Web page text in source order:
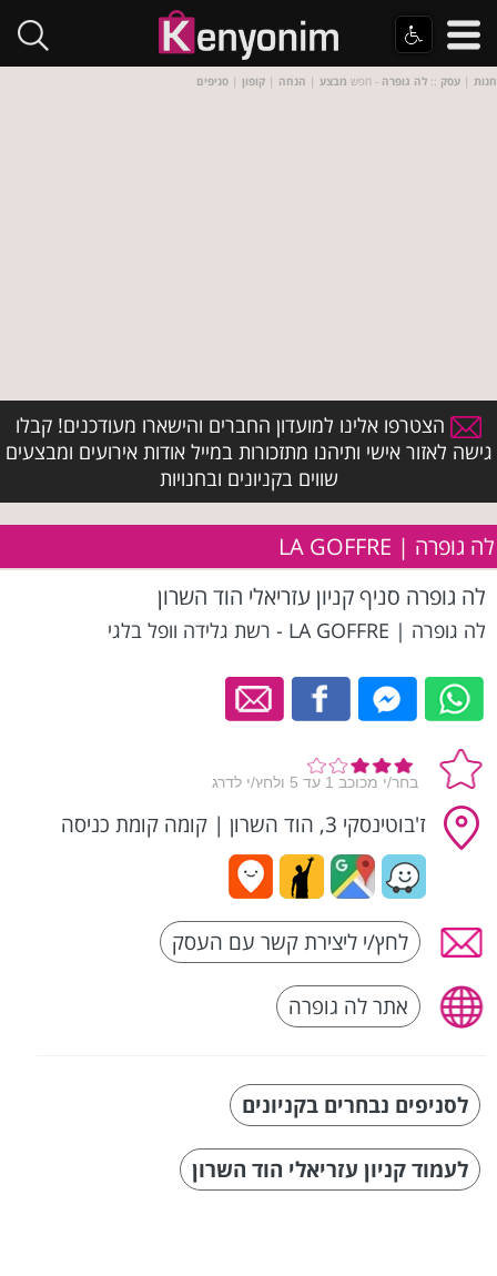
חנות | עסק :: לה גופרה - חפש מבצע | הנחה | קופון | סניפים
הצטרפו אלינו למועדון החברים והישארו מעודכנים! קבלו
גישה לאזור אישי ותיהנו מתזכורות במייל אודות אירועים ומבצעים
שווים בקניונים ובחנויות
לה גופרה | LA GOFFRE
לה גופרה סניף קניון עזריאלי הוד השרון
לה גופרה | LA GOFFRE - רשת גלידה וופל בלגי
ז'בוטינסקי 3, הוד השרון | קומה קומת כניסה
לחץ/י ליצירת קשר עם העסק
אתר לה גופרה
לסניפים נבחרים בקניונים
לעמוד קניון עזריאלי הוד השרון